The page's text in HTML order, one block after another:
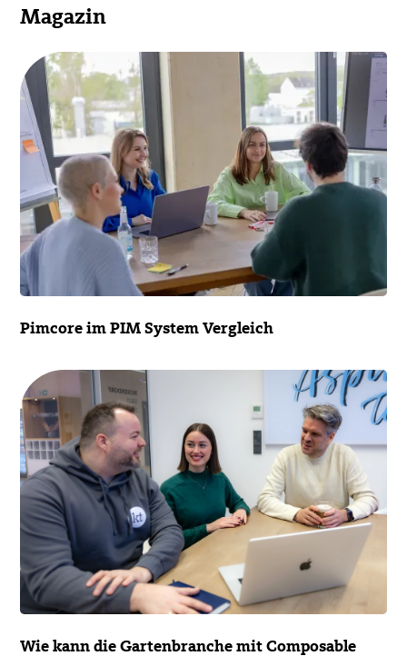
Magazin
Pimcore im PIM System Vergleich
Wie kann die Garten­branche mit Composable